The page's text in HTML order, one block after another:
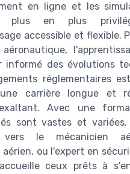
en ligne et les
en plus
accessible et flexible.
informé des évolutions
réglementaires
une carrière longue et
Avec une
sont vastes et
vers le mécanicien
ou l'expert en
ceux prêts à